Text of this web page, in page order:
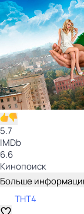
5.7
IMDb
6.6
Кинопоиск
Больше
ТНТ4